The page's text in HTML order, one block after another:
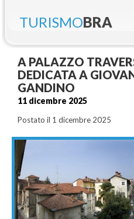
TURISMOBRA
A PALAZZO
DEDICATA A
GANDINO
11 dicembre 2025
Postato il 1 dicembre 2025